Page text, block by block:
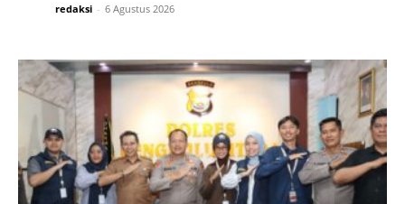
redaksi - 6 Agustus 2026